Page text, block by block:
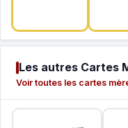
Les autres Cartes
Voir toutes les cartes